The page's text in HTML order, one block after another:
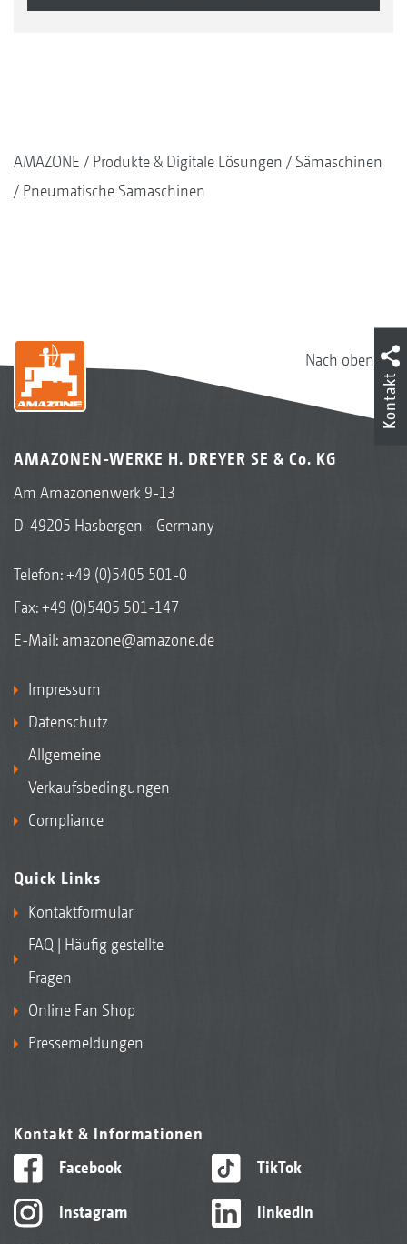
AMAZONE Produkte & Digitale Lösungen
Sämaschinen
Pneumatische Sämaschinen
Nach oben
AMAZONEN-WERKE H. DREYER SE & Co. KG
Am Amazonenwerk 9-13
D-49205 Hasbergen - Germany
Telefon:+49 (0)5405 501-0
Fax: +49 (0)5405 501-147
E-Mail: amazone@amazone.de
Impressum
Datenschutz
Allgemeine
Verkaufsbedingungen
Compliance
Quick Links
Kontaktformular
FAQ | Häufig gestellte
Fragen
Online Fan Shop
Pressemeldungen
Kontakt & Informationen
Facebook
Instagram
TikTok
linkedIn
Kontakt